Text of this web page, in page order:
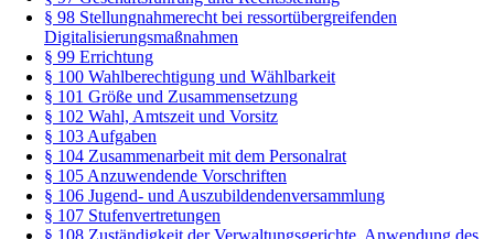
§ 98 Stellungnahmerecht bei ressortübergreifenden
Digitalisierungsmaßnahmen
§ 99 Errichtung
§ 100 Wahlberechtigung und Wählbarkeit
§ 101 Größe und Zusammensetzung
§ 102 Wahl, Amtszeit und Vorsitz
§ 103 Aufgaben
§ 104 Zusammenarbeit mit dem Personalrat
§ 105 Anzuwendende Vorschriften
§ 106 Jugend- und Auszubildendenversammlung
§ 107 Stufenvertretungen
§ 108 Zuständigkeit der Verwaltungsgerichte, Anwendung des